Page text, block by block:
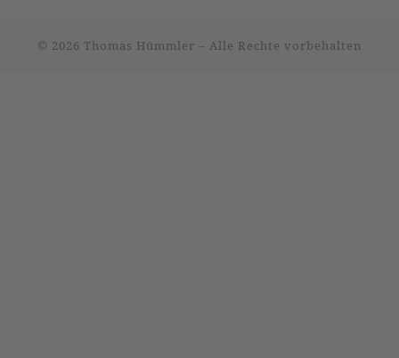
© 2026 Thomas Hümmler – Alle Rechte vorbehalten